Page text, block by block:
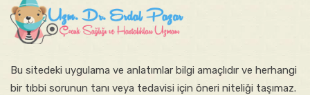
Bu sitede​ki​​ uygulama ve anlatımlar ​bilgi amaçlıdır ve herhangi
bir tıbbi sorunun tanı veya tedavisi için öneri niteliği taşımaz.